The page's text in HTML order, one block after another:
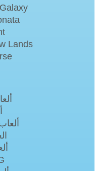
Lands